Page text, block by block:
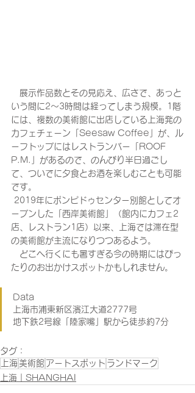
展示作品数とその見応え、広さで、あっと
いう間に2〜3時間は経ってしまう規模。1階
には、複数の美術館に出店している上海発の
カフェチェーン「Seesaw Coffee」が、ル
ーフトップにはレストランバー「ROOF
P.M.」があるので、のんびり半日過ごし
て、ついでに夕食とお酒を楽しむことも可能
です。
ープンした「西岸美術館」（館内にカフェ2
店、レストラン1店）以来、上海では滞在型
の美術館が主流になりつつあるよう。
どこへ行くにも暑すぎる今の時期にはぴっ
たりのお出かけスポットかもしれません。
Data
上海市浦東新区濱江大道2777号
地下鉄2号線「陸家嘴」駅から徒歩約7分
タグ：
上海 美術館 アートスポット ランドマーク
上海｜SHANGHAI